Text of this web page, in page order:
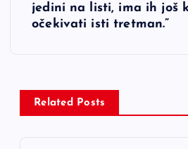
c
jedini na listi, ima ih još
očekivati isti tretman.”
Related Posts